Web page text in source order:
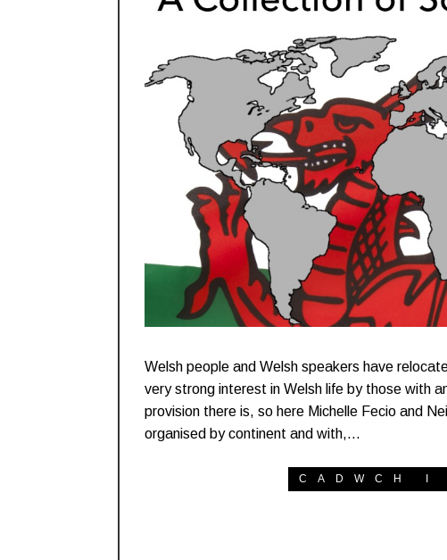
Welsh people and Welsh speakers have
very strong interest in Welsh life by those with
provision there is, so here Michelle Fecio and
organised by continent and with,…
CADWCH